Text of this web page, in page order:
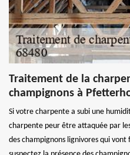
Traitement de la
champignons à
Si votre charpente a subi une
charpente peur être attaquée par
des champignons lignivores qui